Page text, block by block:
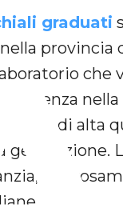
graduati
provincia
che
lenti di alta
generazione.